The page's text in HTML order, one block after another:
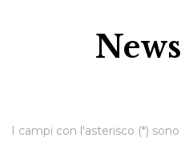
I campi con l'asterisco (*)